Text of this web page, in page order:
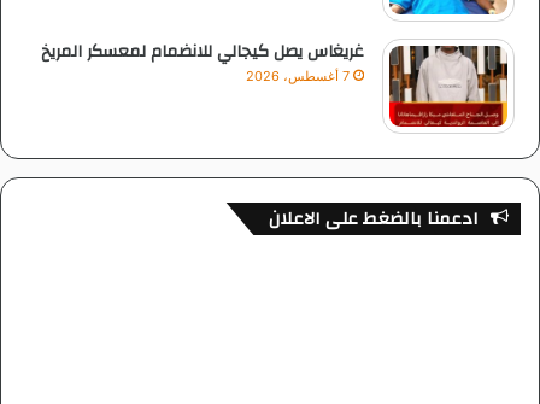
غريغاس يصل كيجالي للانضمام لمعسكر المريخ
7 أغسطس، 2026
ادعمنا بالضغط على الاعلان